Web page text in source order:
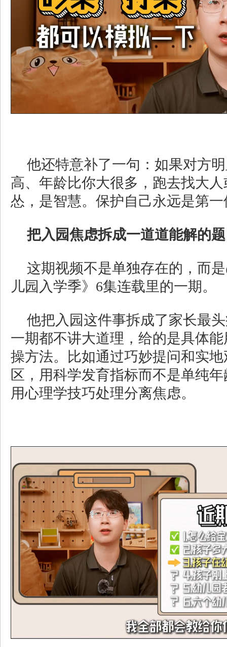
他还特意补了一句：如果对方
高、年龄比你大很多，跑去找大
怂，是智慧。保护自己永远是第
把入园焦虑拆成一道道能解的题
这期视频不是单独存在的，而
儿园入学季》6集连载里的一期。
他把入园这件事拆成了家长最
一期都不讲大道理，给的是具体
操方法。比如通过巧妙提问和实
区，用科学发育指标而不是单纯
用心理学技巧处理分离焦虑。